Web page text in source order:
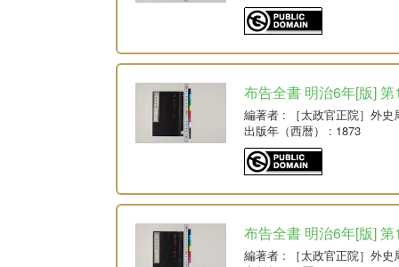
布告全書 明治6年[版] 第
編著者 : ［太政官正院］外史
出版年（西暦）
: 1873
布告全書 明治6年[版]
編著者 : ［太政官正院］外史